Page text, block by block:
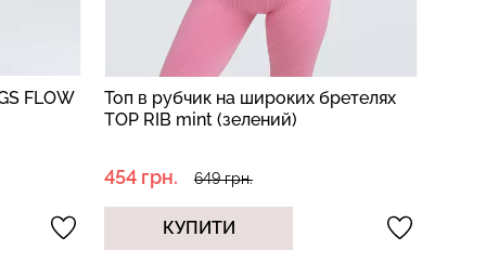
FLOW
Топ в рубчик на широких бретелях
TOP RIB mint (зелений)
454 грн. 649 грн.
КУПИТИ